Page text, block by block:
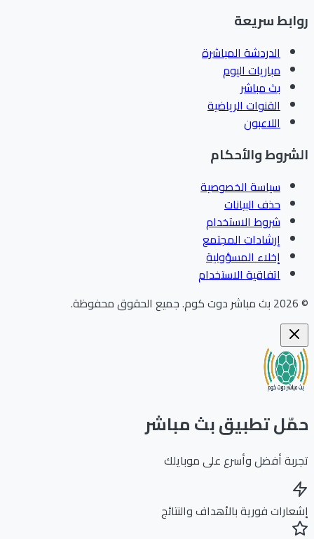
سريعة
الدردشة المباشرة
مباريات اليوم
بث مباشر
القنوات الرياضية
اللاعبون
والأحكام
سياسة الخصوصية
حذف البيانات
شروط الاستخدام
إرشادات المجتمع
إخلاء المسؤولية
اتفاقية الاستخدام
بث مباشر دوت كوم.جميع الحقوق محفوظة.
تطبيق بث مباشر
أفضل وأسرع على موبايلك
فورية بالأهداف والنتائج